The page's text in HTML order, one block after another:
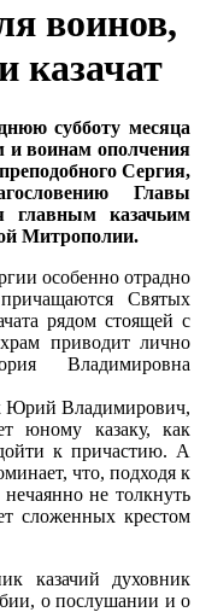
воинов,
казачат
субботу месяца
и воинам ополчения
Сергия,
Главы
главным казачьим
Митрополии.
особенно отрадно
Святых
рядом стоящей с
приводит лично
Владимировна
Юрий Владимирович,
юному казаку, как
к причастию. А
что, подходя к
не толкнуть
сложенных крестом
казачий духовник
о послушании и о